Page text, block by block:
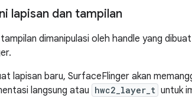
lapisan dan tampilan
dimanipulasi oleh handle yang
lapisan baru, SurfaceFlinger akan
langsung atau hwc2_layer_t untuk